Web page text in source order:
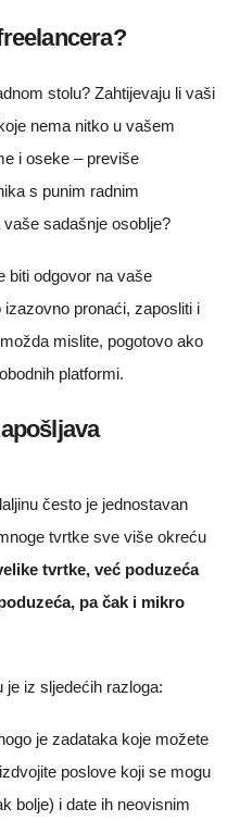
stolu? Zahtijevaju li vaši
nema nitko u vašem
i oseke – previše
s punim radnim
sadašnje osoblje?
biti odgovor na vaše
izazovno pronaći, zaposliti i
mislite, pogotovo ako
platformi.
često je jednostavan
tvrtke sve više okreću
tvrtke, već poduzeća
pa čak i mikro
je iz sljedećih razloga:
je zadataka koje možete
poslove koji se mogu
bolje) i date ih neovisnim